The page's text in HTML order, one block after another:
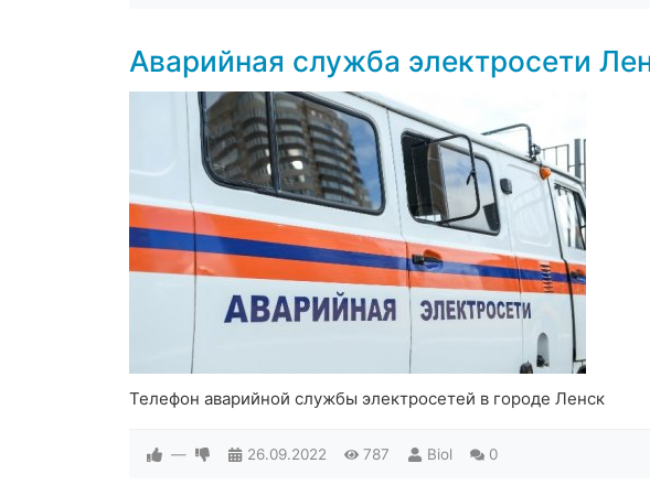
Аварийная служба электросети
Телефон аварийной службы электросетей в городе Ленск
— 26.09.2022 787 Biol 0